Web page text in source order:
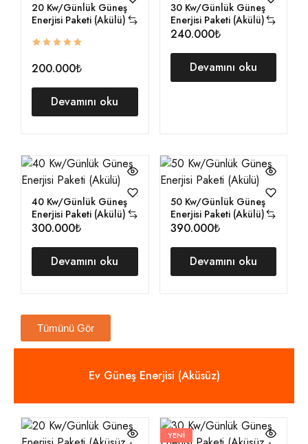
20 Kw/Günlük Güneş
Enerjisi Paketi (Akülü)
200.000₺
Devamını oku
30 Kw/Günlük Güneş
Enerjisi Paketi (Akülü)
240.000₺
Devamını oku
40 Kw/Günlük Güneş
Enerjisi Paketi (Akülü)
300.000₺
Devamını oku
50 Kw/Günlük Güneş
Enerjisi Paketi (Akülü)
390.000₺
Devamını oku
Tümünü Gör
Ev Güneş Enerjisi (Aküsüz)
YENI